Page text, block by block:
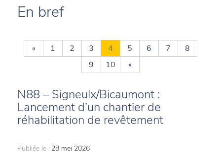
En bref
« 1 2 3 4 5 6 7
8
9
10 »
N88 – Signeulx/Bicaumont :
Lancement d’un chantier de
réhabilitation de revêtement
Publiée le : 28 mei 2026